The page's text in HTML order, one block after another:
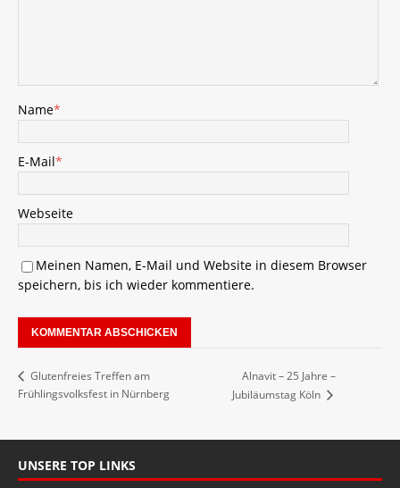
Name*
E-Mail*
Webseite
Meinen Namen, E-Mail und Website in diesem Browser
speichern, bis ich wieder kommentiere.
Glutenfreies Treffen am
Frühlingsvolksfest in Nürnberg
Alnavit – 25 Jahre –
Jubiläumstag Köln
UNSERE TOP LINKS